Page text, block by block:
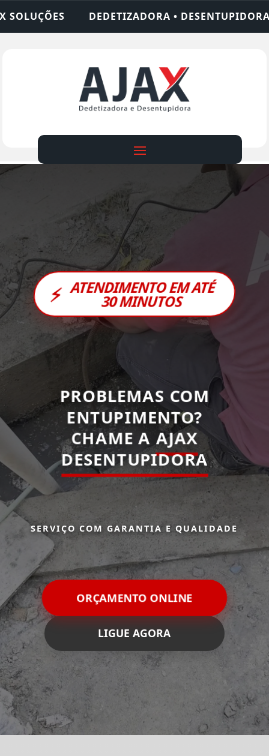
• DESENTUPIDORA • LIMPEZA DE FOSSA
⚡ ATENDIMENTO EM ATÉ
30 MINUTOS
PROBLEMAS COM
ENTUPIMENTO?
CHAME A AJAX
DESENTUPIDORA
SERVIÇO COM GARANTIA E QUALIDADE
ORÇAMENTO ONLINE
LIGUE AGORA